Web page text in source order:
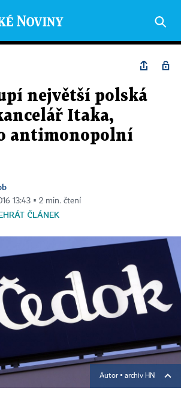
největší polská
Itaka,
antimonopolní
13:43 ▪ 2 min. čtení
ČLÁNEK
Autor ▪ archiv HN